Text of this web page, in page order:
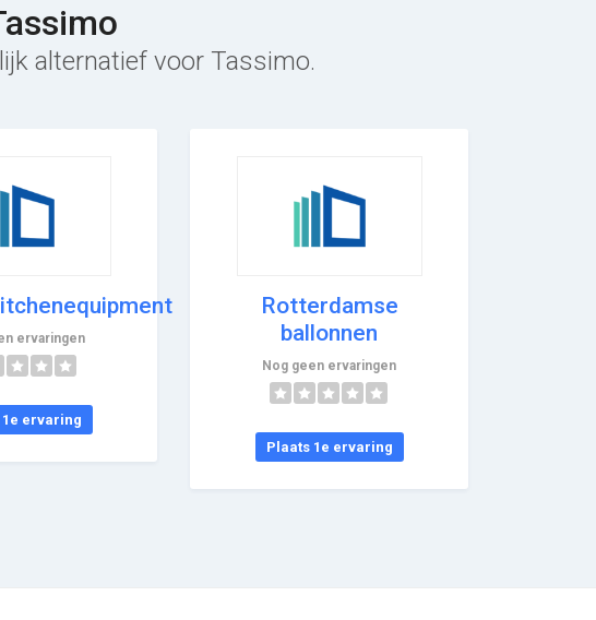
alternatief voor Tassimo.
ervaringen
1e ervaring
Rotterdamse
ballonnen
Nog geen ervaringen
Plaats 1e ervaring